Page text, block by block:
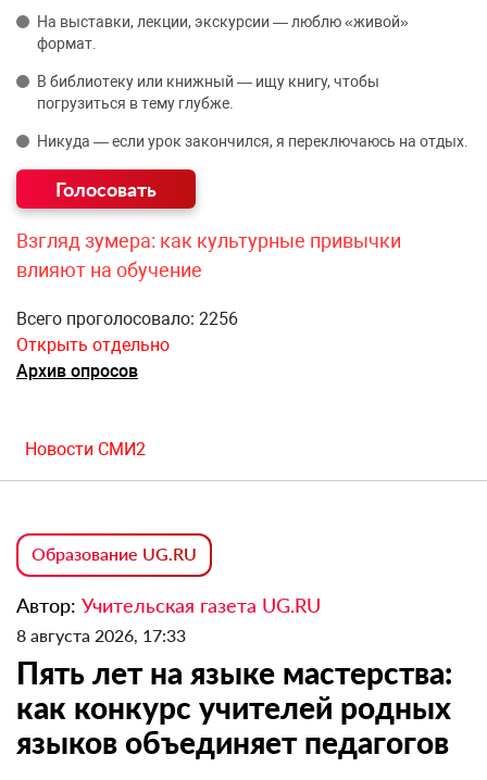
На выставки, лекции, экскурсии — люблю «живой»
формат.
В библиотеку или книжный — ищу книгу, чтобы
погрузиться в тему глубже.
Никуда — если урок закончился, я переключаюсь на отдых.
Взгляд зумера: как культурные привычки
влияют на обучение
Всего проголосовало: 2256
Открыть отдельно
Архив опросов
Новости СМИ2
Образование UG.RU
Автор: Учительская газета UG.RU
8 августа 2026, 17:33
Пять лет на языке мастерства:
как конкурс учителей родных
языков объединяет педагогов